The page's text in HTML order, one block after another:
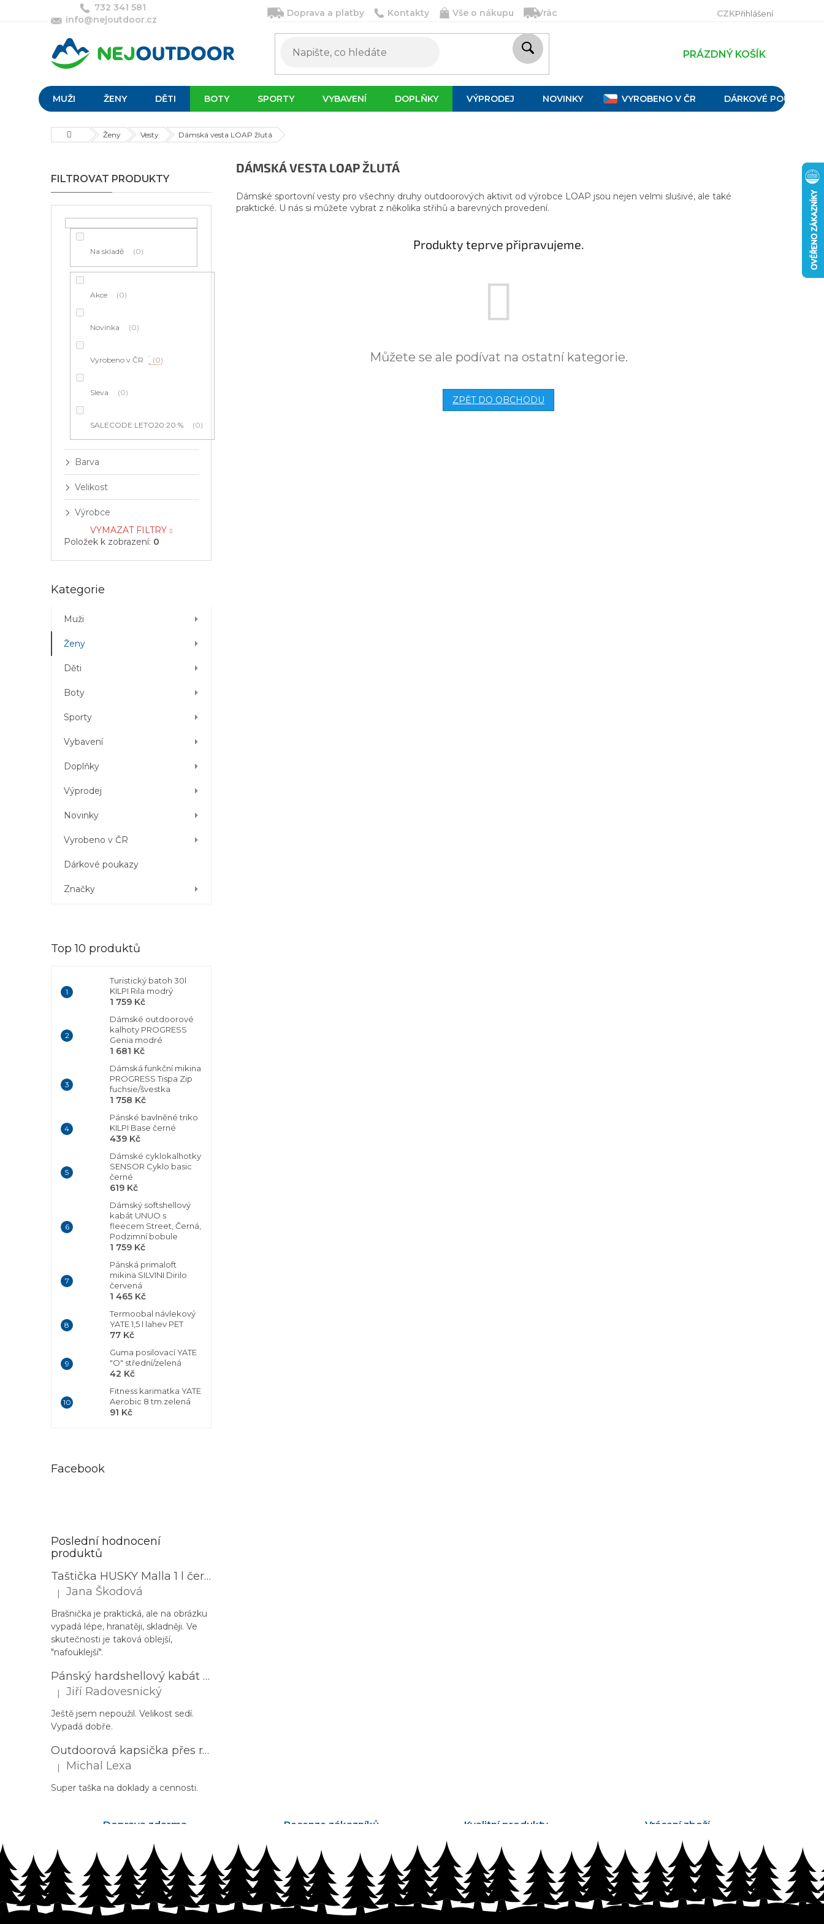
732 341 581
info@nejoutdoor.cz
Doprava a platby Kontakty Vše o nákupu Vrácení, výměna a reklamace Velikostní tabulky
CZKPřihlášení
PRÁZDNÝ KOŠÍK
MUŽI ŽENY DĚTI BOTY SPORTY VYBAVENÍ DOPLŇKY VÝPRODEJ NOVINKY VYROBENO V ČR DÁRKOVÉ POUKAZY
DomůŽeny Vesty Dámská vesta LOAP žlutá
o
s
t
Na skladě 0
Akce 0
Novinka 0
Vyrobeno v ČR 0
Sleva 0
SALECODE:LETO20:20:% 0
Barva
Velikost
Výrobce
VYMAZAT FILTRY
Položek k zobrazení: 0
Přeskočit
Kategorie
Muži
Ženy
Děti
Boty
Sporty
Vybavení
Doplňky
Výprodej
Novinky
Vyrobeno v ČR
Dárkové poukazy
Značky
Top 10 produktů
Turistický batoh 30l
KILPI Rila modrý
1 759 Kč
Dámské outdoorové
kalhoty PROGRESS
Genia modré
1 681 Kč
Dámská funkční mikina
PROGRESS Tispa Zip
fuchsie/švestka
1 758 Kč
Pánské bavlněné triko
KILPI Base černé
439 Kč
Dámské cyklokalhotky
SENSOR Cyklo basic
černé
619 Kč
Dámský softshellový
kabát UNUO s
fleecem Street, Černá,
Podzimní bobule
1 759 Kč
Pánská primaloft
mikina SILVINI Dirilo
červená
1 465 Kč
Termoobal návlekový
YATE 1,5 l lahev PET
77 Kč
Guma posilovací YATE
"O" střední/zelená
42 Kč
Fitness karimatka YATE
Aerobic 8 tm.zelená
91 Kč
Facebook
Poslední hodnocení
produktů
Taštička HUSKY Malla 1 l černá
Hodnocení produktu je 3 z 5 hvězdiček.
| Jana Škodová
Brašnička je praktická, ale na obrázku
vypadá lépe, hranatěji, skladněji. Ve
skutečnosti je taková oblejší,
"nafouklejší".
Pánský hardshellový kabát HUSKY Nestia M zelený
Hodnocení produktu je 5 z 5 hvězdiček.
| Jiří Radovesnický
Ještě jsem nepoužil. Velikost sedí.
Vypadá dobře.
Outdoorová kapsička přes rameno PROGRESS Corss Body černá
Hodnocení produktu je 5 z 5 hvězdiček.
| Michal Lexa
Super taška na doklady a cennosti.
DÁMSKÁ VESTA LOAP ŽLUTÁ
Dámské sportovní vesty pro všechny druhy outdoorových aktivit od výrobce LOAP jsou nejen velmi slušivé, ale také
praktické. U nás si můžete vybrat z několika střihů a barevných provedení.
Produkty teprve připravujeme.
Můžete se ale podívat na ostatní kategorie.
ZPĚT DO OBCHODU
Doprava zdarma Recenze zákazníků Kvalitní produkty Vrácení zboží
Z